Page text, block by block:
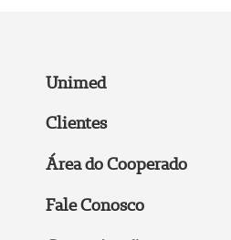
Unimed
Clientes
Área do Cooperado
Fale Conosco